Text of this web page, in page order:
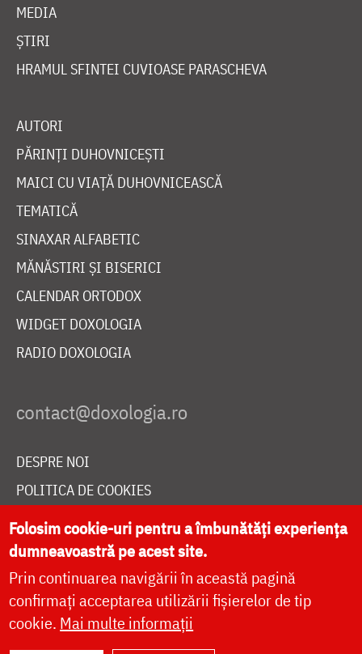
MEDIA
ȘTIRI
HRAMUL SFINTEI CUVIOASE PARASCHEVA
AUTORI
PĂRINȚI DUHOVNICEȘTI
MAICI CU VIAȚĂ DUHOVNICEASCĂ
TEMATICĂ
SINAXAR ALFABETIC
MĂNĂSTIRI ȘI BISERICI
CALENDAR ORTODOX
WIDGET DOXOLOGIA
RADIO DOXOLOGIA
DESPRE NOI
POLITICA DE COOKIES
DONEAZĂ ONLINE PENTRU CATEDRALA NAȚIONALĂ
LIVE
Folosim cookie-uri pentru a îmbunătăți experiența
dumneavoastră pe acest site.
Prin continuarea navigării în această pagină
confirmați acceptarea utilizării fișierelor de tip
cookie. Mai multe informații